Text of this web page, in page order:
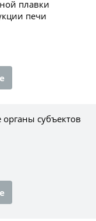
плавки
печи
субъектов